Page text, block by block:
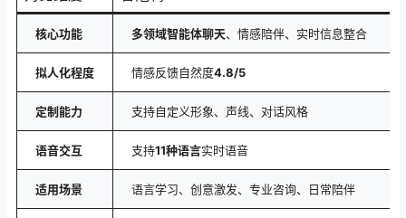
核心功能 多领域智能体聊天、情感陪伴、实时信息整合
拟人化程度 情感反馈自然度4.8/5
定制能力 支持自定义形象、声线、对话风格
语音交互 支持11种语言实时语音
适用场景 语言学习、创意激发、专业咨询、日常陪伴